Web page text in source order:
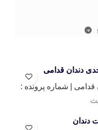
قدامی | شماره پرونده :